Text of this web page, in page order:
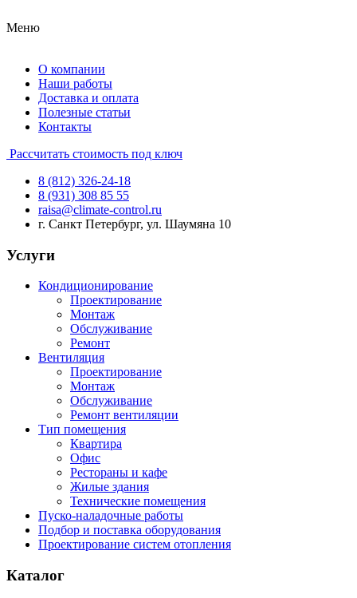
Меню
О компании
Наши работы
Доставка и оплата
Полезные статьи
Контакты
Рассчитать стоимость под ключ
8 (812) 326-24-18
8 (931) 308 85 55
raisa@climate-control.ru
г. Санкт Петербург, ул. Шаумяна 10
Услуги
Кондиционирование
Проектирование
Монтаж
Обслуживание
Ремонт
Вентиляция
Проектирование
Монтаж
Обслуживание
Ремонт вентиляции
Тип помещения
Квартира
Офис
Рестораны и кафе
Жилые здания
Технические помещения
Пуско-наладочные работы
Подбор и поставка оборудования
Проектирование систем отопления
Каталог